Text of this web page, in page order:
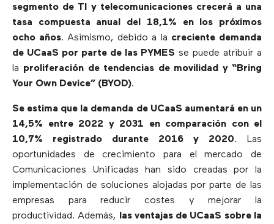
segmento de TI y telecomunicaciones crecerá a una
tasa compuesta anual del 18,1% en los próximos
ocho años. Asimismo, debido a la creciente demanda
de UCaaS por parte de las PYMES se puede atribuir a
la proliferación de tendencias de movilidad y “Bring
Your Own Device” (BYOD).
Se estima que la demanda de UCaaS aumentará en un
14,5% entre 2022 y 2031 en comparación con el
10,7% registrado durante 2016 y 2020. Las
oportunidades de crecimiento para el mercado de
Comunicaciones Unificadas han sido creadas por la
implementación de soluciones alojadas por parte de las
empresas para reducir costes y mejorar la
productividad. Además,
las ventajas de UCaaS sobre la